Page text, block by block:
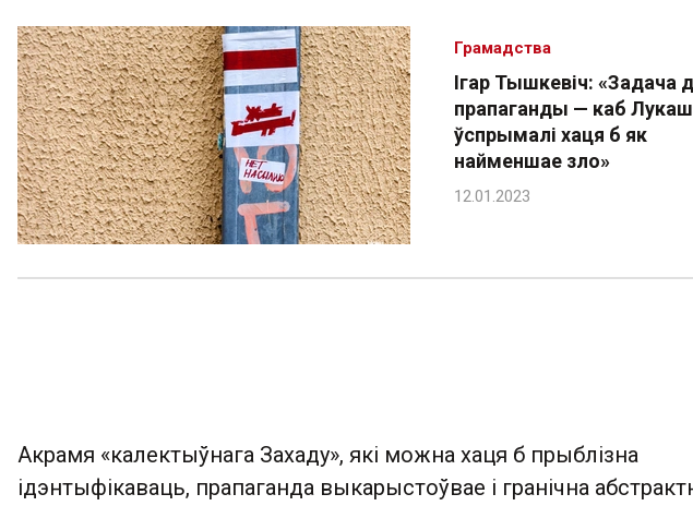
Ігар Тышкевіч: «Задача
прапаганды — каб
ўспрымалі хаця б як
найменшае зло»
Грамадства
Акрамя «калектыўнага Захаду», які можна хаця б прыблізна
ідэнтыфікаваць, прапаганда выкарыстоўвае і гранічна